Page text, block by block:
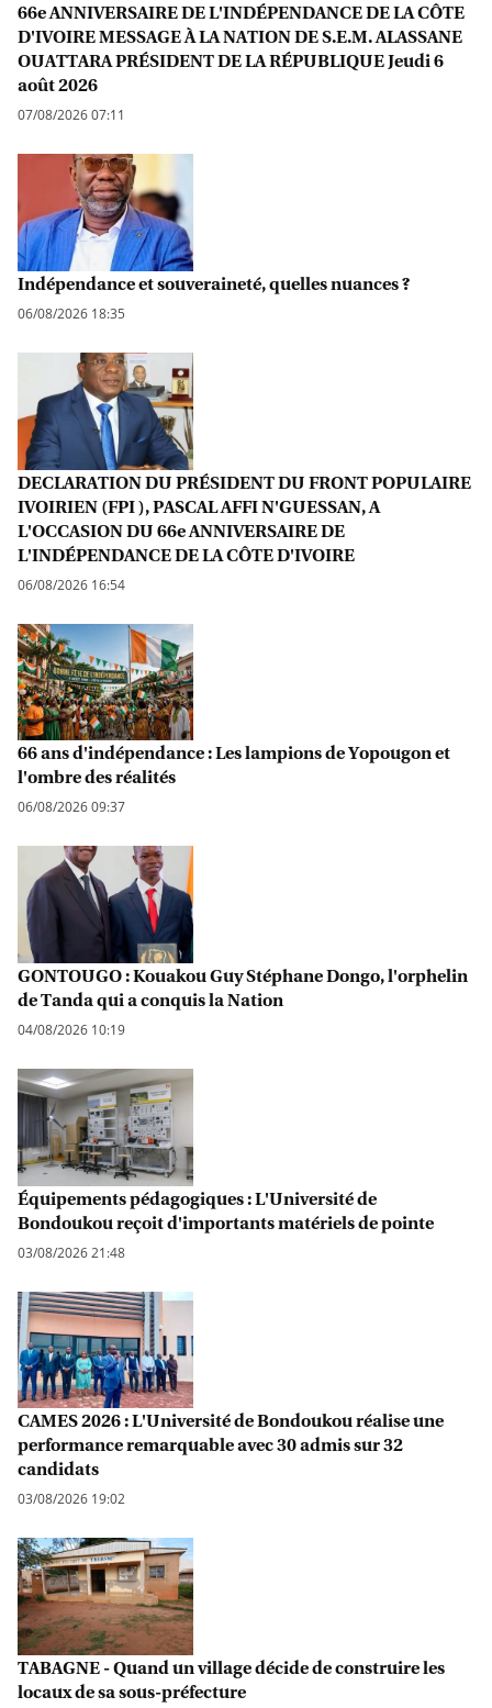
66e ANNIVERSAIRE DE L'INDÉPENDANCE DE LA CÔTE
D'IVOIRE MESSAGE À LA NATION DE S.E.M. ALASSANE
OUATTARA PRÉSIDENT DE LA RÉPUBLIQUE Jeudi 6
août 2026
07/08/2026 07:11
Indépendance et souveraineté, quelles nuances ?
06/08/2026 18:35
DECLARATION DU PRÉSIDENT DU FRONT POPULAIRE
IVOIRIEN (FPI ), PASCAL AFFI N'GUESSAN, A
L'OCCASION DU 66e ANNIVERSAIRE DE
L'INDÉPENDANCE DE LA CÔTE D'IVOIRE
06/08/2026 16:54
66 ans d'indépendance : Les lampions de Yopougon et
l'ombre des réalités
06/08/2026 09:37
GONTOUGO : Kouakou Guy Stéphane Dongo, l'orphelin
de Tanda qui a conquis la Nation
04/08/2026 10:19
Équipements pédagogiques : L'Université de
Bondoukou reçoit d'importants matériels de pointe
03/08/2026 21:48
CAMES 2026 : L'Université de Bondoukou réalise une
performance remarquable avec 30 admis sur 32
candidats
03/08/2026 19:02
TABAGNE - Quand un village décide de construire les
locaux de sa sous-préfecture